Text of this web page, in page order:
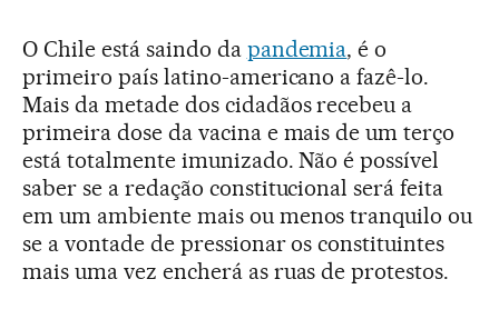
O Chile está saindo da pandemia, é o
primeiro país latino-americano a fazê-lo.
Mais da metade dos cidadãos recebeu a
primeira dose da vacina e mais de um terço
está totalmente imunizado. Não é possível
saber se a redação constitucional será feita
em um ambiente mais ou menos tranquilo ou
se a vontade de pressionar os constituintes
mais uma vez encherá as ruas de protestos.